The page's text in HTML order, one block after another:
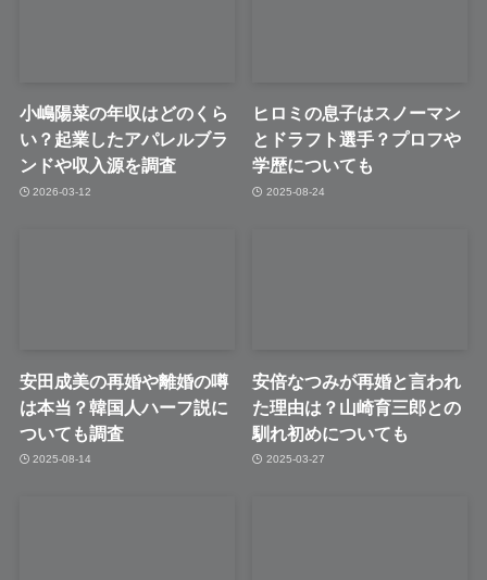
小嶋陽菜の年収はどのくら
い？起業したアパレルブラ
ンドや収入源を調査
2026-03-12
ヒロミの息子はスノーマン
とドラフト選手？プロフや
学歴についても
2025-08-24
安田成美の再婚や離婚の噂
は本当？韓国人ハーフ説に
ついても調査
2025-08-14
安倍なつみが再婚と言われ
た理由は？山崎育三郎との
馴れ初めについても
2025-03-27